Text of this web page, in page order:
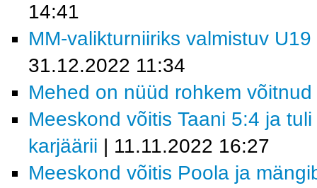
14:41
MM-valikturniiriks valmistuv
31.12.2022 11:34
Mehed on nüüd rohkem
Meeskond võitis Taani 5:4 ja
karjäärii | 11.11.2022 16:27
Meeskond võitis Poola ja